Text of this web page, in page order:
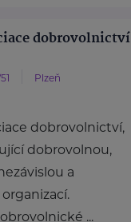
dobrovolnictví
Plzeň
dobrovolnictví,
dobrovolnou,
a
...